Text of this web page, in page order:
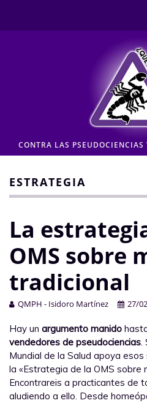
Pseudociencia en medios
Pseudociencia institucional
CONTACTO
Moderación de comentarios
Aviso legal y Política de
CONTRA LAS
ESTRATEGIA
La
OMS sobre
tradicional
QMPH - Isidoro Martínez 27/
Hay un argumento manido
vendedores de pseudociencias.
Mundial de la Salud apoya
la «Estrategia de la OMS sobre
Encontrareis a practicantes de
aludiendo a ello. Desde